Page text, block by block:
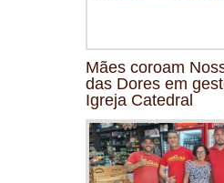
Mães coroam
das Dores em
Igreja Catedral